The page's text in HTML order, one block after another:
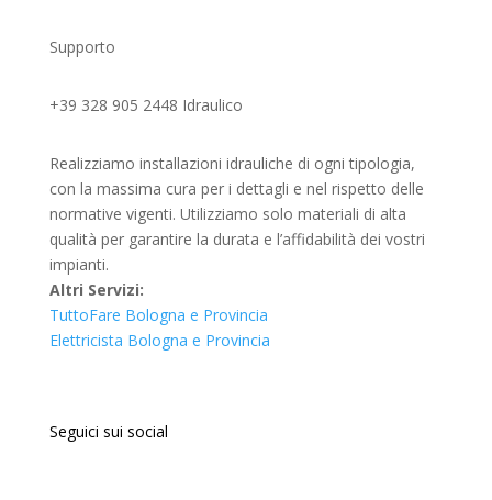
Supporto
+39 328 905 2448 Idraulico
Realizziamo installazioni idrauliche di ogni tipologia,
con la massima cura per i dettagli e nel rispetto delle
normative vigenti. Utilizziamo solo materiali di alta
qualità per garantire la durata e l’affidabilità dei vostri
impianti.
Altri Servizi:
TuttoFare Bologna e Provincia
Elettricista Bologna e Provincia
Seguici sui social